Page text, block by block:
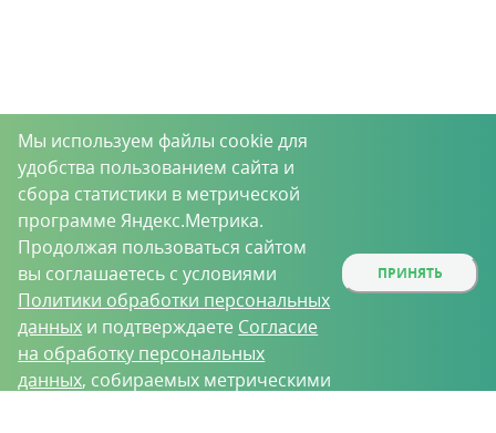
Мы используем файлы cookie для
удобства пользованием сайта и
сбора статистики в метрической
программе Яндекс.Метрика.
Продолжая пользоваться сайтом
вы соглашаетесь с условиями
Политики обработки персональных
данных и подтверждаете Согласие
на обработку персональных
данных, собираемых метрическими
ПРИНЯТЬ